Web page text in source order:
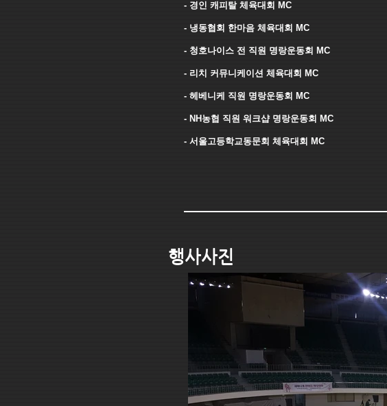
- 경인 캐피탈 체육대회 MC
- 냉동협회 한마음 체육대회 MC
- 청호나이스 전 직원 명랑운동회 MC
- 리치 커뮤니케이션 체육대회 MC
- 헤베니케 직원 명랑운동회 MC
- NH농협 직원 워크샵 명랑운동회 MC
- 서울고등학교동문회 체육대회 MC
행사사진